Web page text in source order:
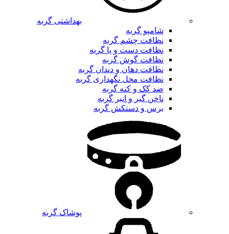
بهداشتی گربه
شامپو گربه
نظافت چشم گربه
نظافت دست و پا گربه
نظافت گوش گربه
نظافت دهان و دندان گربه
نظافت محل نگهداری گربه
ضد کک و کنه گربه
ناخن گیر و انبر گربه
برس و دستکش گربه
پوشاک گربه